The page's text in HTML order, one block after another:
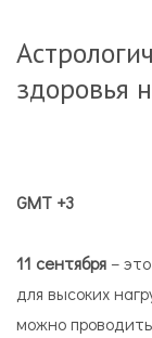
здоровья
GMT +3
11 сентября –
для высоких
можно